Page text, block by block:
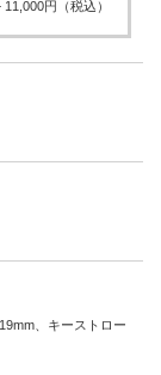
11,000円（税込）
、キーストロー